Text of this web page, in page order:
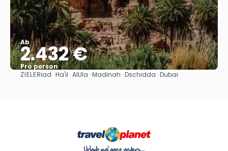
Ab
2.432 €
Pro person
Sehen
ZIELERiad · Ha'il · AlUla · Madinah · Dschidda · Dubai